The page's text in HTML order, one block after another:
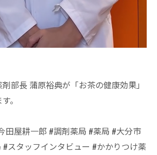
部長 蒲原裕典が「お茶の健康効果」
。
田屋耕一郎 #調剤薬局 #薬局 #大分市
スタッフインタビュー #かかりつけ薬